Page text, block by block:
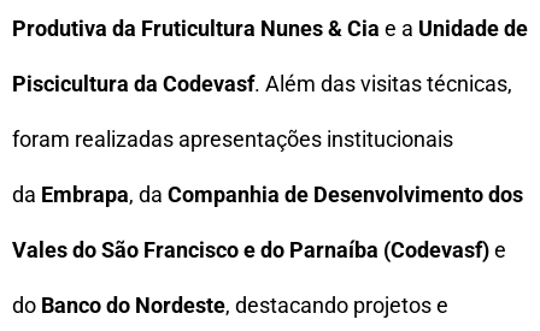
Produtiva da Fruticultura Nunes & Cia e a Unidade de
Piscicultura da Codevasf. Além das visitas técnicas,
foram realizadas apresentações institucionais
da Embrapa, da Companhia de Desenvolvimento dos
Vales do São Francisco e do Parnaíba (Codevasf)e
do Banco do Nordeste, destacando projetos e